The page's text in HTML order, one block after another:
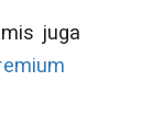
juga